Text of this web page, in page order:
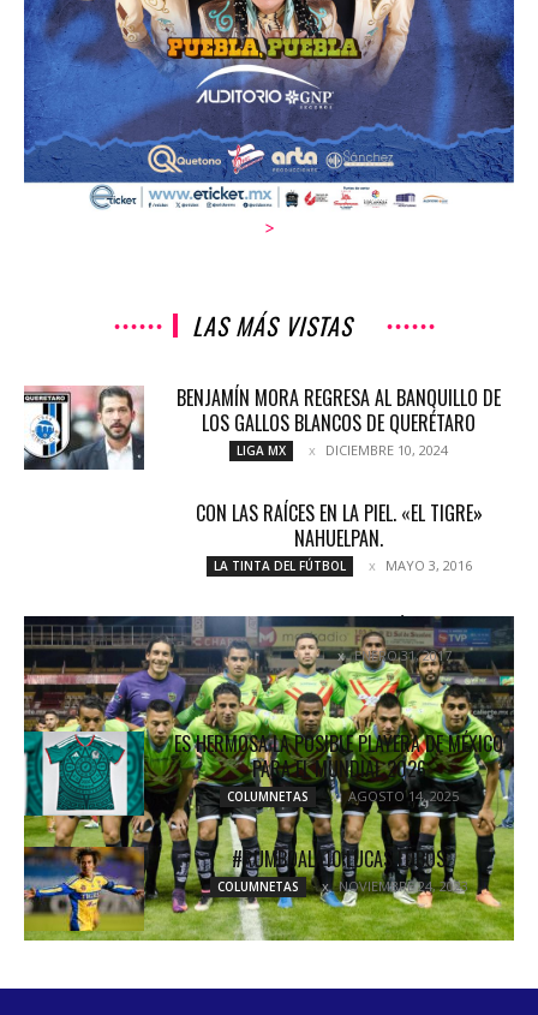
>
LAS MÁS VISTAS
BENJAMÍN MORA REGRESA AL BANQUILLO DE
LOS GALLOS BLANCOS DE QUERÉTARO
LIGA MX DICIEMBRE 10, 2024
CON LAS RAÍCES EN LA PIEL. «EL TIGRE»
NAHUELPAN.
LA TINTA DEL FÚTBOL MAYO 3, 2016
DEMUESTRAN QUIEN ES MÁS BRAVO
COLUMNETAS ENERO 31, 2017
ES HERMOSA LA POSIBLE PLAYERA DE MÉXICO
PARA EL MUNDIAL 2026
COLUMNETAS AGOSTO 14, 2025
#RUMBOALA10:LUCAS LOBOS
COLUMNETAS NOVIEMBRE 24, 2023